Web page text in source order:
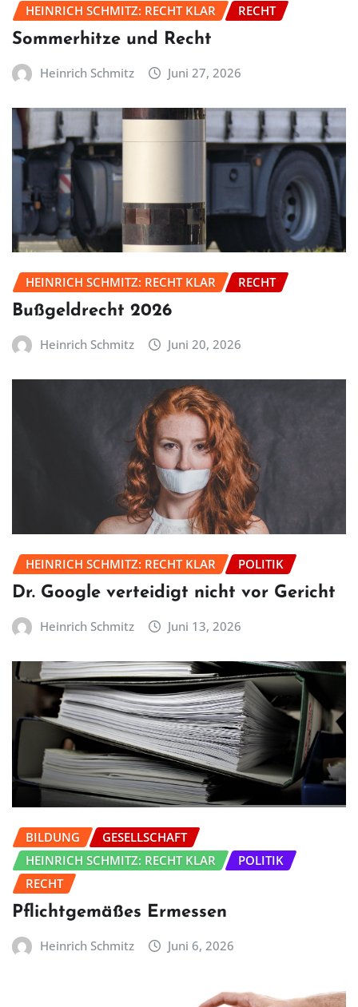
HEINRICH SCHMITZ: RECHT KLAR RECHT
Sommerhitze und Recht
Heinrich Schmitz Juni 27, 2026
HEINRICH SCHMITZ: RECHT KLAR RECHT
Bußgeldrecht 2026
Heinrich Schmitz Juni 20, 2026
HEINRICH SCHMITZ: RECHT KLAR POLITIK
Dr. Google verteidigt nicht vor Gericht
Heinrich Schmitz Juni 13, 2026
BILDUNG
GESELLSCHAFT
HEINRICH SCHMITZ: RECHT KLAR
POLITIK
RECHT
Pflichtgemäßes Ermessen
Heinrich Schmitz Juni 6, 2026